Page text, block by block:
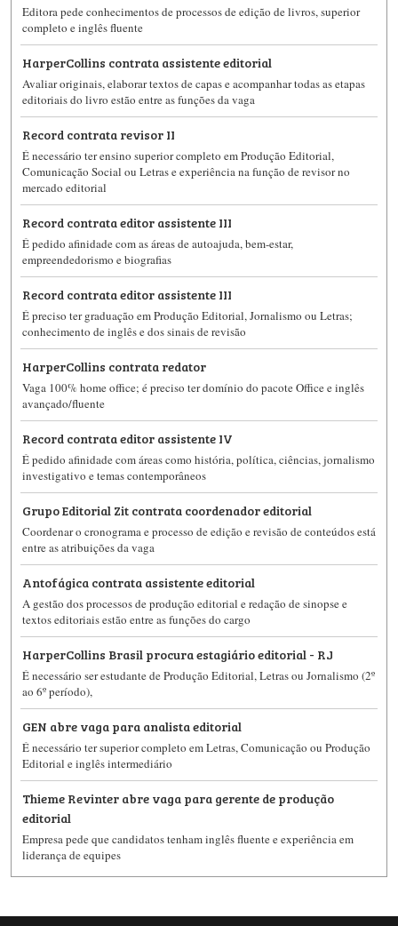
Editora pede conhecimentos de processos de edição de livros, superior
completo e inglês fluente
HarperCollins contrata assistente editorial
Avaliar originais, elaborar textos de capas e acompanhar todas as etapas
editoriais do livro estão entre as funções da vaga
Record contrata revisor II
É necessário ter ensino superior completo em Produção Editorial,
Comunicação Social ou Letras e experiência na função de revisor no
mercado editorial
Record contrata editor assistente III
É pedido afinidade com as áreas de autoajuda, bem-estar,
empreendedorismo e biografias
Record contrata editor assistente III
É preciso ter graduação em Produção Editorial, Jornalismo ou Letras;
conhecimento de inglês e dos sinais de revisão
HarperCollins contrata redator
Vaga 100% home office; é preciso ter domínio do pacote Office e inglês
avançado/fluente
Record contrata editor assistente IV
É pedido afinidade com áreas como história, política, ciências, jornalismo
investigativo e temas contemporâneos
Grupo Editorial Zit contrata coordenador editorial
Coordenar o cronograma e processo de edição e revisão de conteúdos está
entre as atribuições da vaga
Antofágica contrata assistente editorial
A gestão dos processos de produção editorial e redação de sinopse e
textos editoriais estão entre as funções do cargo
HarperCollins Brasil procura estagiário editorial - RJ
É necessário ser estudante de Produção Editorial, Letras ou Jornalismo (2º
ao 6º período),
GEN abre vaga para analista editorial
É necessário ter superior completo em Letras, Comunicação ou Produção
Editorial e inglês intermediário
Thieme Revinter abre vaga para gerente de produção
editorial
Empresa pede que candidatos tenham inglês fluente e experiência em
liderança de equipes